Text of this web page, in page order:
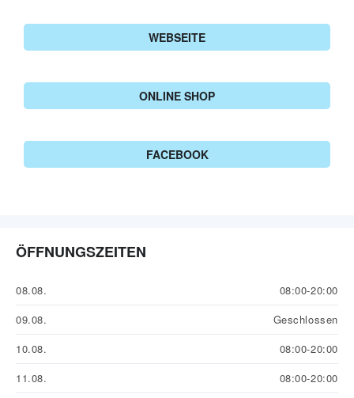
WEBSEITE
ONLINE SHOP
FACEBOOK
ÖFFNUNGSZEITEN
08.08.
08:00-20:00
09.08.
Geschlossen
10.08.
08:00-20:00
11.08.
08:00-20:00